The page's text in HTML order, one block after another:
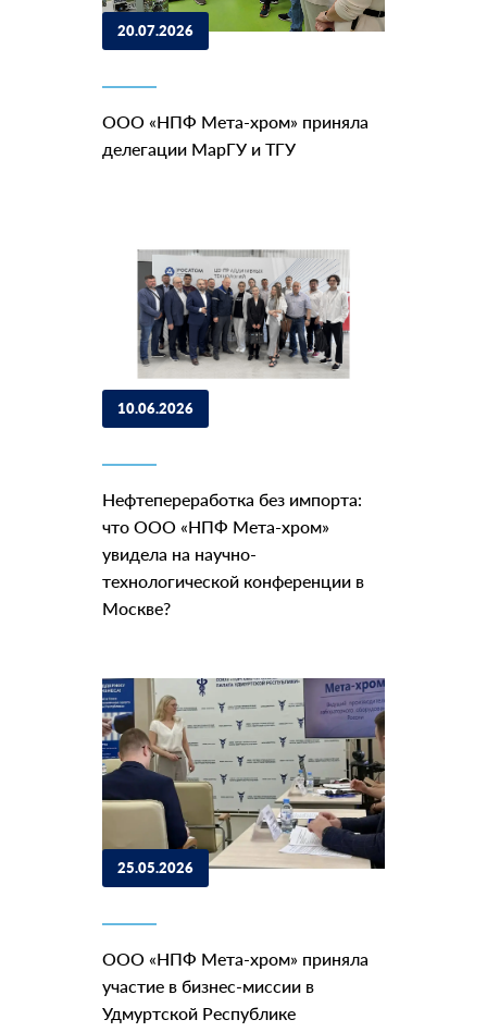
20.07.2026
ООО «НПФ Мета-хром» приняла
делегации МарГУ и ТГУ
10.06.2026
Нефтепереработка без импорта:
что ООО «НПФ Мета-хром»
увидела на научно-
технологической конференции в
Москве?
25.05.2026
ООО «НПФ Мета-хром» приняла
участие в бизнес-миссии в
Удмуртской Республике